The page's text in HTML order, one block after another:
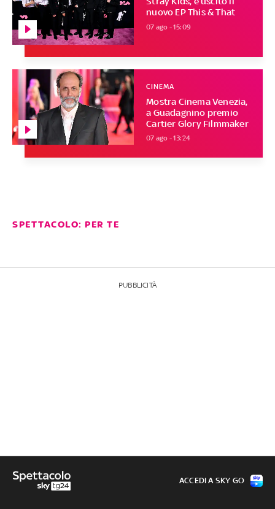
nuovo EP This & That
07 ago - 15:09
Mostra Cinema Venezia,
a Guadagnino premio
Cartier Glory Filmmaker
CINEMA
07 ago - 13:24
SPETTACOLO: PER TE
PUBBLICITÀ
ACCEDI A SKY GO